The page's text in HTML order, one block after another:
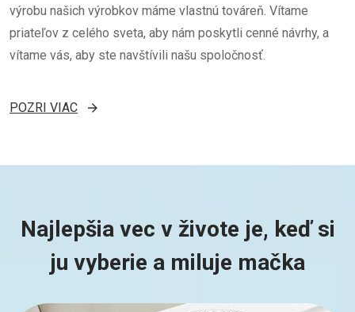
výrobu našich výrobkov máme vlastnú továreň. Vítame
priateľov z celého sveta, aby nám poskytli cenné návrhy, a
vítame vás, aby ste navštívili našu spoločnosť.
POZRI VIAC
Najlepšia vec v živote je, keď si
ju vyberie a miluje mačka